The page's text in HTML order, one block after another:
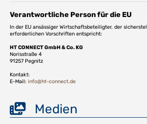
Verantwortliche Person für die EU
In der EU ansässiger Wirtschaftsbeteiligter, der
erforderlichen Vorschriften entspricht:
HT CONNECT GmbH & Co. KG
Norisstraße 4
91257 Pegnitz
Kontakt:
E-Mail: info@ht-connect.de
Medien